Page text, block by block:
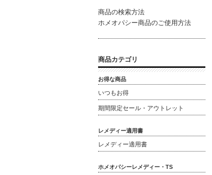
商品の検索方法
ホメオパシー商品のご使用方法
商品カテゴリ
お得な商品
いつもお得
期間限定セール・アウトレット
レメディー適用書
レメディー適用書
ホメオパシーレメディー・TS